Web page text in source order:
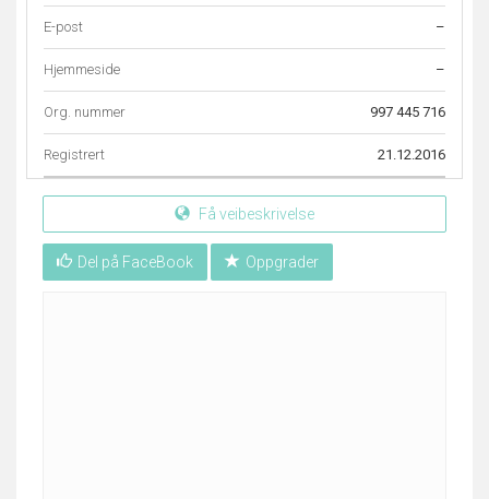
E-post –
Hjemmeside –
Org. nummer 997 445 716
Registrert 21.12.2016
Få veibeskrivelse
Del på FaceBook Oppgrader